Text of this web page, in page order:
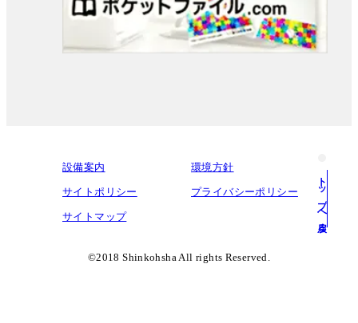
トップへ戻る
設備案内 環境方針
サイトポリシー プライバシーポリシー
サイトマップ
©︎2018 Shinkohsha All rights Reserved.